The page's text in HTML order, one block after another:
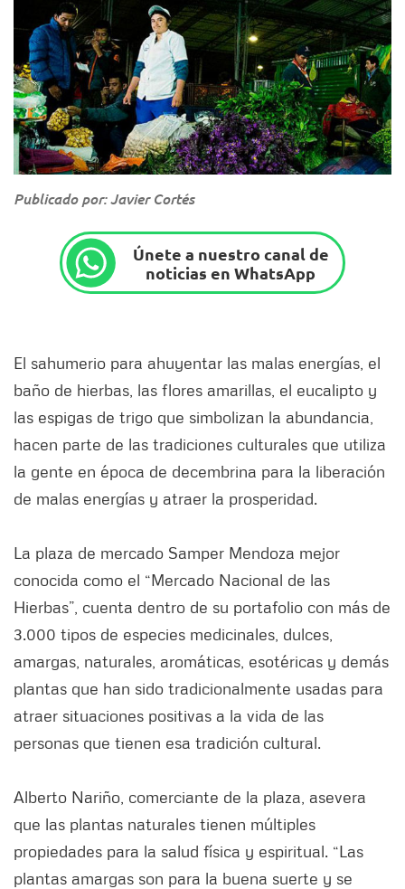
Publicado por: Javier Cortés
Únete a nuestro canal de
noticias en WhatsApp
El sahumerio para ahuyentar las malas energías, el
baño de hierbas, las flores amarillas, el eucalipto y
las espigas de trigo que simbolizan la abundancia,
hacen parte de las tradiciones culturales que utiliza
la gente en época de decembrina para la liberación
de malas energías y atraer la prosperidad.
La plaza de mercado Samper Mendoza mejor
conocida como el “Mercado Nacional de las
Hierbas”, cuenta dentro de su portafolio con más de
3.000 tipos de especies medicinales, dulces,
amargas, naturales, aromáticas, esotéricas y demás
plantas que han sido tradicionalmente usadas para
atraer situaciones positivas a la vida de las
personas que tienen esa tradición cultural.
Alberto Nariño, comerciante de la plaza, asevera
que las plantas naturales tienen múltiples
propiedades para la salud física y espiritual. “Las
plantas amargas son para la buena suerte y se